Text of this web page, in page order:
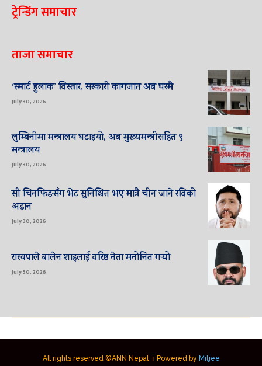
ट्रेन्डिंग समाचार
ताजा समाचार
‘स्मार्ट हुलाक’ विस्तार, सरकारी कागजात अब घरमै
July 30, 2026
लुम्बिनीमा मन्त्रालय घटाइयो, अब मुख्यमन्त्रीसहित ९
मन्त्रालय
July 30, 2026
सी चिनफिङसँग भेट सुनिश्चित भए मात्रै चीन जाने रविको
अडान
July 30, 2026
रास्वपाले बालेन शाहलाई वरिष्ठ नेता मनोनित गर्‍यो
July 30, 2026
All rights reserved ©ANN Nepal । Powered by Mitjee